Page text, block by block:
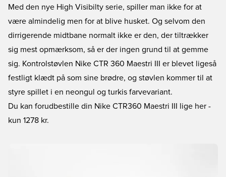
Med den nye High Visibilty serie, spiller man ikke for at
være almindelig men for at blive husket. Og selvom den
dirrigerende midtbane normalt ikke er den, der tiltrækker
sig mest opmærksom, så er der ingen grund til at gemme
sig. Kontrolstøvlen Nike CTR 360 Maestri III er blevet ligeså
festligt klædt på som sine brødre, og støvlen kommer til at
styre spillet i en neongul og turkis farvevariant.
Du kan forudbestille din Nike CTR360 Maestri III lige her -
kun 1278 kr.